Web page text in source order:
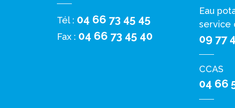
Tél : 04 66 73 45 45
Fax : 04 66 73 45 40
Eau
service
09 77
CCAS
04 66